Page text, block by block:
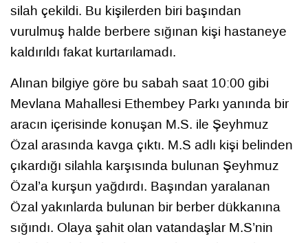
silah çekildi. Bu kişilerden biri başından
vurulmuş halde berbere sığınan kişi hastaneye
kaldırıldı fakat kurtarılamadı.
Alınan bilgiye göre bu sabah saat 10:00 gibi
Mevlana Mahallesi Ethembey Parkı yanında bir
aracın içerisinde konuşan M.S. ile Şeyhmuz
Özal arasında kavga çıktı. M.S adlı kişi belinden
çıkardığı silahla karşısında bulunan Şeyhmuz
Özal’a kurşun yağdırdı. Başından yaralanan
Özal yakınlarda bulunan bir berber dükkanına
sığındı. Olaya şahit olan vatandaşlar M.S’nin